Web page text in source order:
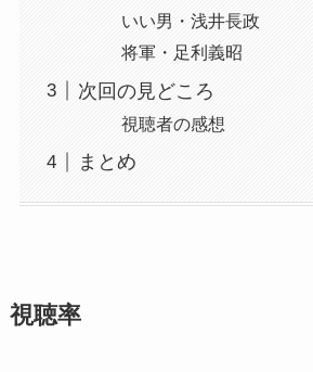
いい男・浅井長政
将軍・足利義昭
次回の見どころ
視聴者の感想
まとめ
視聴率